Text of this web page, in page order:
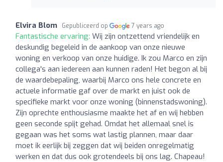
Elvira Blom Gepubliceerd op 7 years ago
Fantastische ervaring: Wij zijn ontzettend vriendelijk en
deskundig begeleid in de aankoop van onze nieuwe
woning en verkoop van onze huidige. Ik zou Marco en zijn
collega's aan iedereen aan kunnen raden! Het begon al bij
de waardebepaling, waarbij Marco ons hele concrete en
actuele informatie gaf over de markt en juist ook de
specifieke markt voor onze woning (binnenstadswoning).
Zijn oprechte enthousiasme maakte het af en wij hebben
geen seconde spijt gehad. Omdat het allemaal snel is
gegaan was het soms wat lastig plannen, maar daar
moet ik eerlijk bij zeggen dat wij beiden onregelmatig
werken en dat dus ook grotendeels bij ons lag. Chapeau!